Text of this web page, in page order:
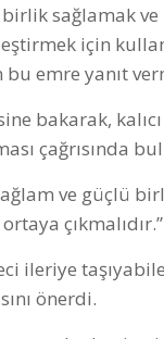
sağlamak
için
bu emre yanıt
bakarak,
çağrısında
ve güçlü
çıkmalıdır.”
ileriye
önerdi.